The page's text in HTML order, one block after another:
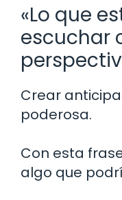
«Lo que
escuchar
Crear
poderosa.
Con esta
algo que